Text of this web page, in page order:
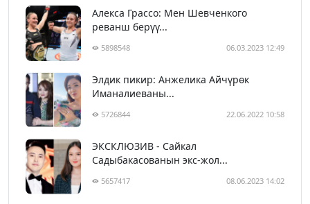
Алекса Грассо: Мен Шевченкого
реванш берүү...
5898548 06.03.2023 12:49
Элдик пикир: Анжелика Айчүрөк
Иманалиеваны...
5726844 22.06.2022 10:58
ЭКСКЛЮЗИВ - Сайкал
Садыбакасованын экс-жол...
5657417 08.06.2023 14:02